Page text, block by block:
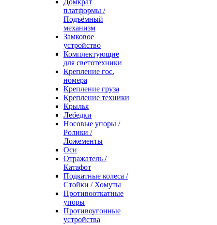
Домкрат
платформы /
Подъёмный
механизм
Замковое
устройство
Комплектующие
для светотехники
Крепление гос.
номера
Крепление груза
Крепление техники
Крылья
Лебедки
Носовые упоры /
Ролики /
Ложементы
Оси
Отражатель /
Катафот
Подкатные колеса /
Стойки / Хомуты
Противооткатные
упоры
Противоугонные
устройства